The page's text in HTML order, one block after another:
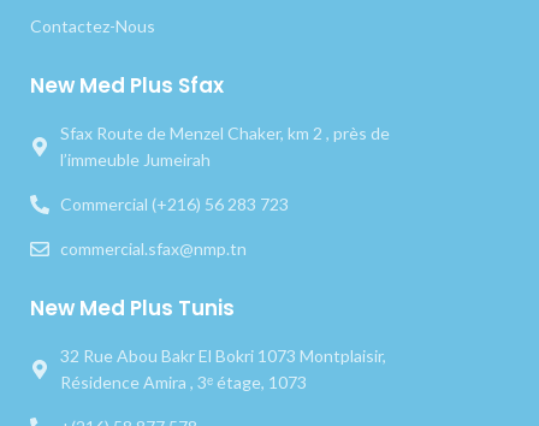
Contactez-Nous
New Med Plus Sfax
Sfax Route de Menzel Chaker, km 2 , près de
l’immeuble Jumeirah
Commercial (+216) 56 283 723
commercial.sfax@nmp.tn
New Med Plus Tunis
32 Rue Abou Bakr El Bokri 1073 Montplaisir,
Résidence Amira , 3ᵉ étage, 1073